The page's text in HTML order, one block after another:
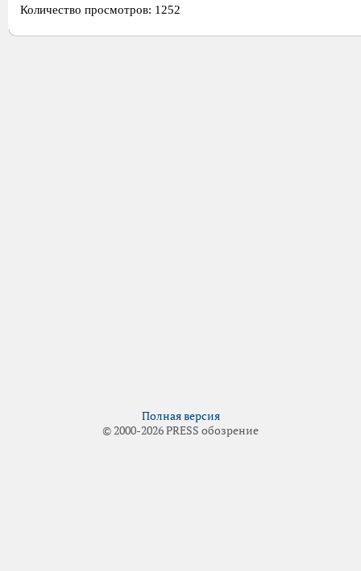
Количество просмотров: 1252
Полная версия
© 2000-2026 PRESS обозрение